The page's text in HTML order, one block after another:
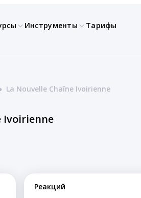
Инструменты Тарифы
La Nouvelle Chaîne Ivoirienne
Ivoirienne
Реакций